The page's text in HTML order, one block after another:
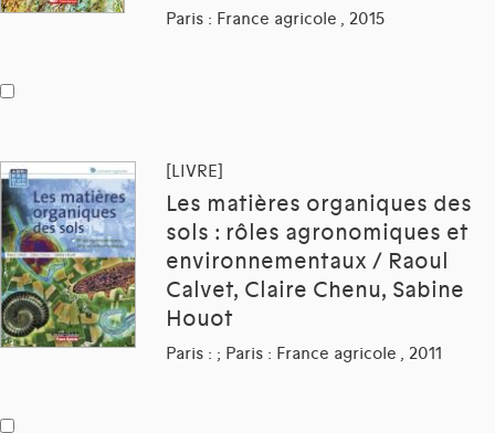
Paris : France agricole , 2015
[LIVRE]
Les matières organiques des
sols : rôles agronomiques et
environnementaux / Raoul
Calvet, Claire Chenu, Sabine
Houot
Paris : ; Paris : France agricole , 2011